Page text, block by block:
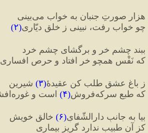
هزار صورتِ جنبان به خواب می‌بینی
چو خواب رفت، نبینی ز خلق دیّاری(۲)
ببند چشمِ خر و برگشای چشمِ خرد
که نَفْس همچو خر افتاد و حرص افساری
ز باغِ عشق طلب کن عقیدهٔ(۳) شیرین
که طبع سرکه‌فروش
(۴) است و غوره‌افشاری
بیا به جانبِ دارالشّفایِ(۶) خالقِ خویش
کز آن طبیب ندارد گریز بیماری